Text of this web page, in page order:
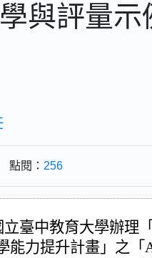
與評量
點閱： 256
臺中教育大學辦理
能力提升計畫」之「